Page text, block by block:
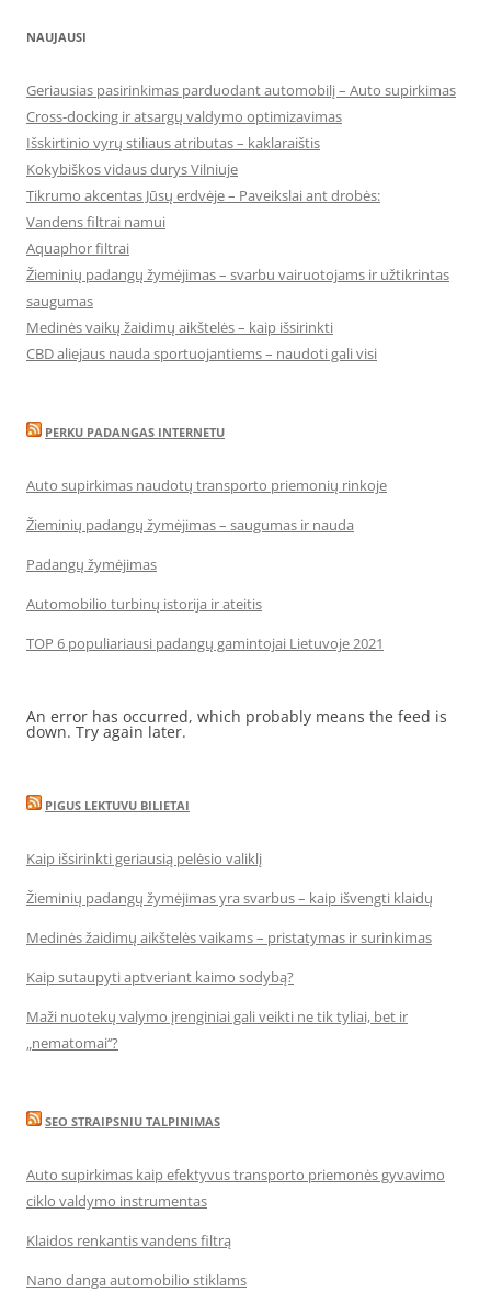
NAUJAUSI
Geriausias pasirinkimas parduodant automobilį – Auto supirkimas
Cross-docking ir atsargų valdymo optimizavimas
Išskirtinio vyrų stiliaus atributas – kaklaraištis
Kokybiškos vidaus durys Vilniuje
Tikrumo akcentas Jūsų erdvėje – Paveikslai ant drobės:
Vandens filtrai namui
Aquaphor filtrai
Žieminių padangų žymėjimas – svarbu vairuotojams ir užtikrintas
saugumas
Medinės vaikų žaidimų aikštelės – kaip išsirinkti
CBD aliejaus nauda sportuojantiems – naudoti gali visi
PERKU PADANGAS INTERNETU
Auto supirkimas naudotų transporto priemonių rinkoje
Žieminių padangų žymėjimas – saugumas ir nauda
Padangų žymėjimas
Automobilio turbinų istorija ir ateitis
TOP 6 populiariausi padangų gamintojai Lietuvoje 2021
An error has occurred, which probably means the feed is
down. Try again later.
PIGUS LEKTUVU BILIETAI
Kaip išsirinkti geriausią pelėsio valiklį
Žieminių padangų žymėjimas yra svarbus – kaip išvengti klaidų
Medinės žaidimų aikštelės vaikams – pristatymas ir surinkimas
Kaip sutaupyti aptveriant kaimo sodybą?
Maži nuotekų valymo įrenginiai gali veikti ne tik tyliai, bet ir
„nematomai‘‘?
SEO STRAIPSNIU TALPINIMAS
Auto supirkimas kaip efektyvus transporto priemonės gyvavimo
ciklo valdymo instrumentas
Klaidos renkantis vandens filtrą
Nano danga automobilio stiklams